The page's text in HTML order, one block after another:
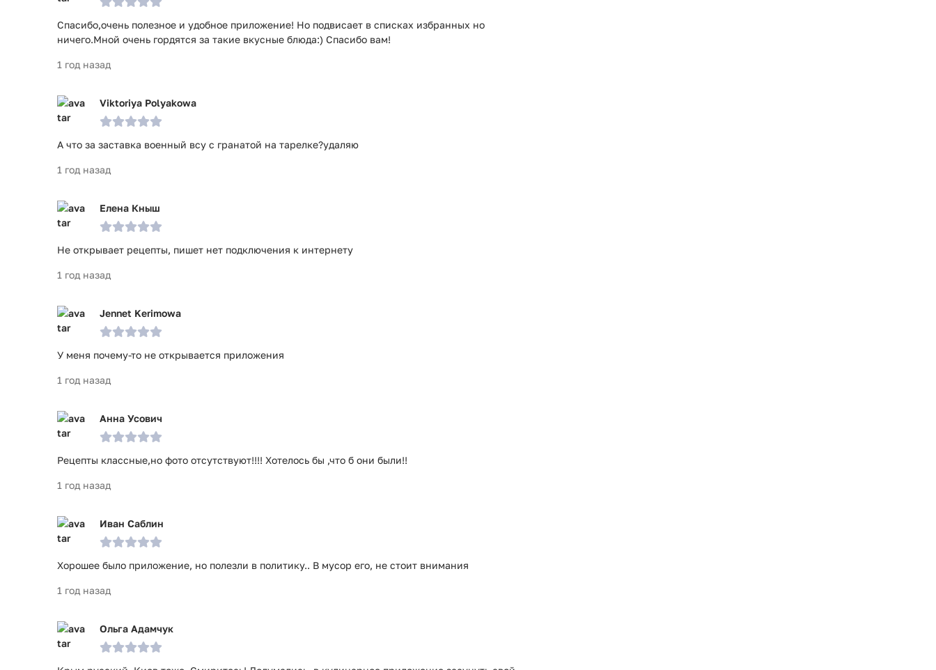
Спасибо,очень полезное и удобное приложение! Но подвисает в списках избранных но
ничего.Мной очень гордятся за такие вкусные блюда:) Спасибо вам!
1 год назад
Viktoriya Polyakowa
А что за заставка военный всу с гранатой на тарелке?удаляю
1 год назад
Елена Кныш
Не открывает рецепты, пишет нет подключения к интернету
1 год назад
Jennet Kerimowa
У меня почему-то не открывается приложения
1 год назад
Анна Усович
Рецепты классные,но фото отсутствуют!!!! Хотелось бы ,что б они были!!
1 год назад
Иван Саблин
Хорошее было приложение, но полезли в политику.. В мусор его, не стоит внимания
1 год назад
Ольга Адамчук